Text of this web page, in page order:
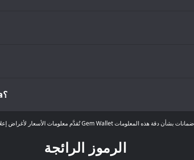
ما هو أعلى وأدنى سعر على الإطلاق لـ Celestia؟
الرموز الرائجة